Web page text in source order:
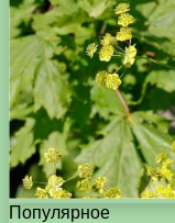
Популярное